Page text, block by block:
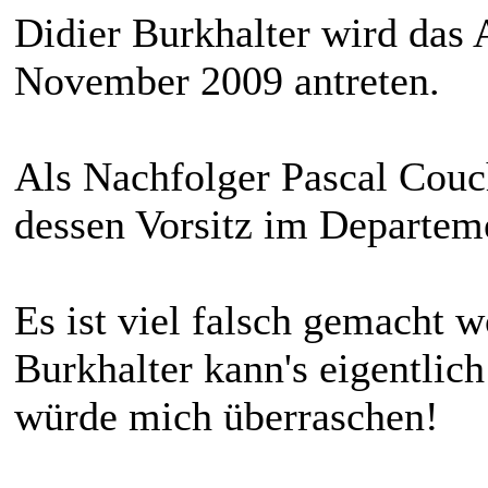
Didier Burkhalter wird das
November 2009 antreten.
Als Nachfolger Pascal
dessen Vorsitz im
Es ist viel falsch gemacht
Burkhalter kann's
würde mich überraschen!